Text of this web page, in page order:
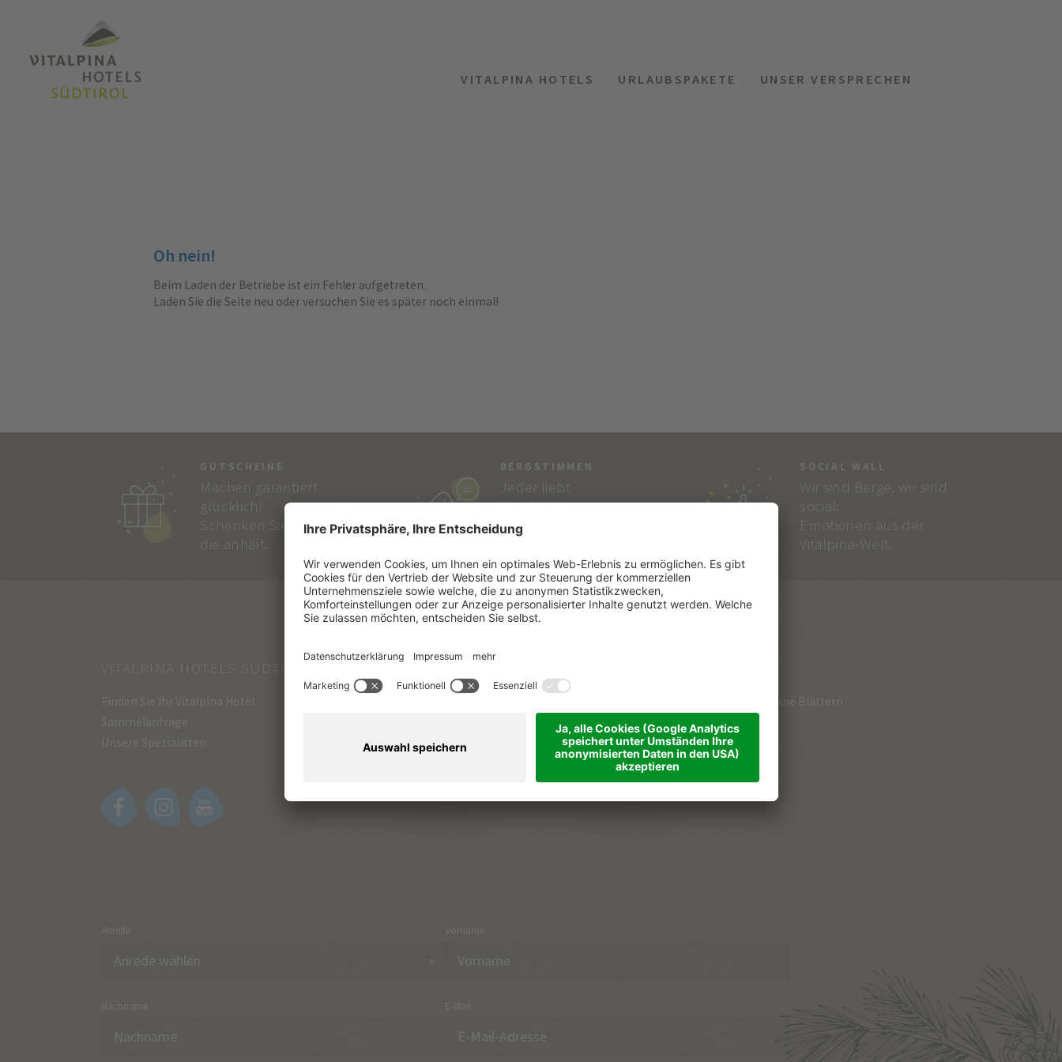
VITALPINA HOTELS URLAUBSPAKETE UNSER VERSPRECHEN
Oh nein!
Beim Laden der Betriebe ist ein Fehler aufgetreten.
Laden Sie die Seite neu oder versuchen Sie es später noch einmal!
GUTSCHEINE
Machen garantiert
glücklich!
Schenken Sie Freude,
die anhält.
BERGSTIMMEN
Jeder liebt
Geschichten…
und die von Vitalpina
SOCIAL WALL
Wir sind Berge, wir sind
social:
Emotionen aus der
Vitalpina-Welt.
VITALPINA HOTELS SÜDTIROL
Finden Sie Ihr Vitalpina Hotel
Sammelanfrage
Unsere Spezialisten
SÜDTIROL
Urlaubsthemen
Kataloge zum Online Blättern
Partner
Anreise
Kontakt
Anrede Vorname
Nachname E-Mail